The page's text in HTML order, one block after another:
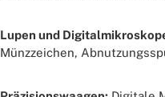
Lupen und
Münzzeichen,